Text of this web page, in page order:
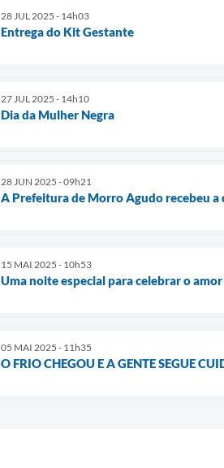
28 JUL 2025 - 14h03
Entrega do Kit Gestante
27 JUL 2025 - 14h10
Dia da Mulher Negra
28 JUN 2025 - 09h21
A Prefeitura de Morro Agudo recebeu a
15 MAI 2025 - 10h53
Uma noite especial para celebrar o
05 MAI 2025 - 11h35
O FRIO CHEGOU E A GENTE SEGUE